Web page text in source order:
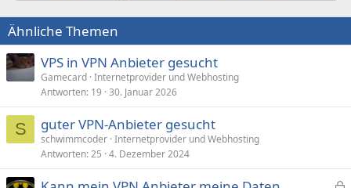
Ähnliche Themen
VPS in VPN Anbieter gesucht
Gamecard Internetprovider und Webhosting
Antworten 19 30. Januar 2026
S guter VPN-Anbieter gesucht
schwimmcoder Internetprovider und Webhosting
Antworten 25 4. Dezember 2024